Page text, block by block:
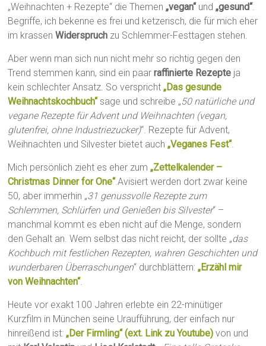
„Weihnachten + Rezepte“ die Themen„vegan“und„gesund“.
Begriffe, ich bekenne es frei und ketzerisch, die für mich eher
im krassenWiderspruch zu Schlemmer-Festtagen stehen.
Aber wenn man sich nun nicht mehr so richtig gegen den
Trend stemmen kann, sind ein paarraffinierte Rezepte ja
kein schlechter Ansatz. So verspricht„Das gesunde
Weihnachtskochbuch“sage und schreibe „50 natürliche und
vegane Rezepte für Advent und Weihnachten (vegan,
glutenfrei, ohne Industriezucker)“. Rezepte für Advent,
Weihnachten und Silvester bietet auch„Veganes Fest“.
Mich persönlich zieht es eher zum„Zettelkalender –
Christmas Dinner for One“.Avisiert werden dort zwar keine
50, aber immerhin „31 genussvolle Rezepte zum
Schlemmen, Schlürfen und Genießen bis Silvester“ –
manchmal kommt es eben nicht auf die Menge, sondern
den Gehalt an. Wem selbst das nicht reicht, der sollte „das
Kochbuch mit festlichen Rezepten, wahren Geschichten und
wunderbaren Überraschungen“ durchblättern:„Erzähl mir
von Weihnachten“.
Heute vor exakt 100 Jahren erlebte ein 22-minütiger
Kurzfilm in München seine Uraufführung, der einfach nur
hinreißend ist:„Der Firmling“ (ext. Link zu Youtube) von und